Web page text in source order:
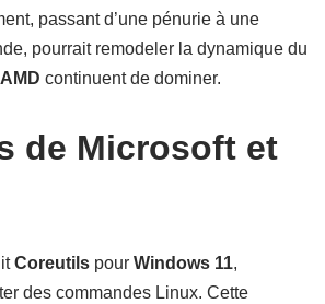
passant d’une pénurie à une
pourrait remodeler la dynamique du
AMD continuent de dominer.
de Microsoft et
Coreutils pour Windows 11,
des commandes Linux. Cette